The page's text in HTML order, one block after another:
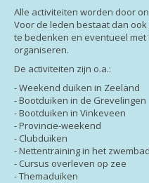
Alle activiteiten worden door
Voor de leden bestaat dan
te bedenken en eventueel
organiseren.
De activiteiten zijn o.a.:
- Weekend duiken in Zeeland
- Bootduiken in de Grevelingen
- Bootduiken in Vinkeveen
- Provincie-weekend
- Clubduiken
- Nettentraining in het zwembad
- Cursus overleven op zee
- Themaduiken